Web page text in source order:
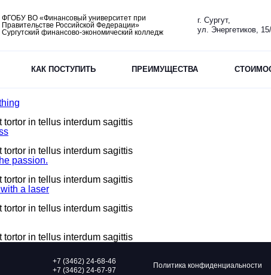
ФГОБУ ВО «Финансовый университет при
Правительстве Российской Федерации»
Сургутский финансово-экономический колледж
г. Сургут,
ул. Энергетиков,
КАК ПОСТУПИТЬ ПРЕИМУЩЕСТВА
in tellus interdum sagittis
in tellus interdum sagittis
passion.
in tellus interdum sagittis
a laser
in tellus interdum sagittis
in tellus interdum sagittis
+7 (3462) 24-68-46
+7 (3462) 24-67-97
Политика конфиденциальности